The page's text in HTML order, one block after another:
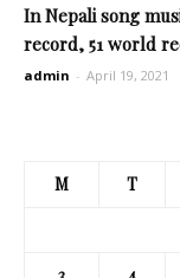
In Nepali song
record, 51 world
admin - April 19, 2021
M T